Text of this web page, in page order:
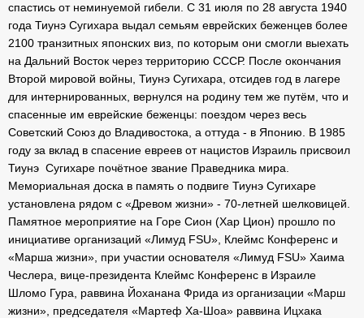
спастись от неминуемой гибели. С 31 июля по 28 августа 1940
года Тиунэ Сугихара выдал семьям еврейских беженцев более
2100 транзитных японских виз, по которым они смогли выехать
на Дальний Восток через территорию СССР. После окончания
Второй мировой войны, Тиунэ Сугихара, отсидев год в лагере
для интернированных, вернулся на родину тем же путём, что и
спасенные им еврейские беженцы: поездом через весь
Советский Союз до Владивостока, а оттуда - в Японию. В 1985
году за вклад в спасение евреев от нацистов Израиль присвоил
Тиунэ Сугихаре почётное звание Праведника мира.
Мемориальная доска в память о подвиге Тиунэ Сугихаре
установлена рядом с «Древом жизни» - 70-летней шелковицей.
Памятное мероприятие на Горе Сион (Хар Цион) прошло по
инициативе организаций «Лимуд FSU», Клеймс Конференс и
«Марша жизни», при участии основателя «Лимуд FSU» Хаима
Чеслера, вице-президента Клеймс Конференс в Израиле
Шломо Гура, раввина Йоханана Фрида из организации «Марш
жизни», председателя «Мартеф Ха-Шоа» раввина Ицхака